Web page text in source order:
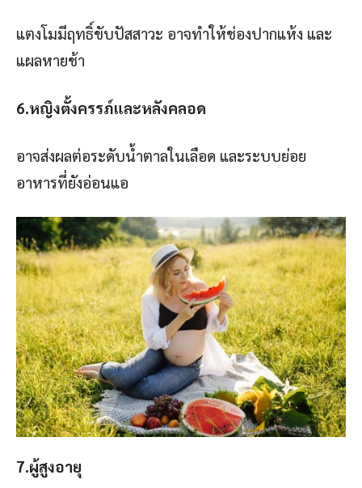
แตงโมมีฤทธิ์ขับปัสสาวะ อาจทำให้ช่องปากแห้ง และ
แผลหายช้า
6.หญิงตั้งครรภ์และหลังคลอด
อาจส่งผลต่อระดับน้ำตาลในเลือด และระบบย่อย
อาหารที่ยังอ่อนแอ
7.ผู้สูงอายุ